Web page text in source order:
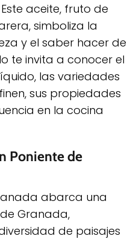
aceite, fruto de
simboliza la
y el saber hacer de
te invita a conocer el
las variedades
sus propiedades
en la cocina
Poniente de
abarca una
Granada,
de paisajes